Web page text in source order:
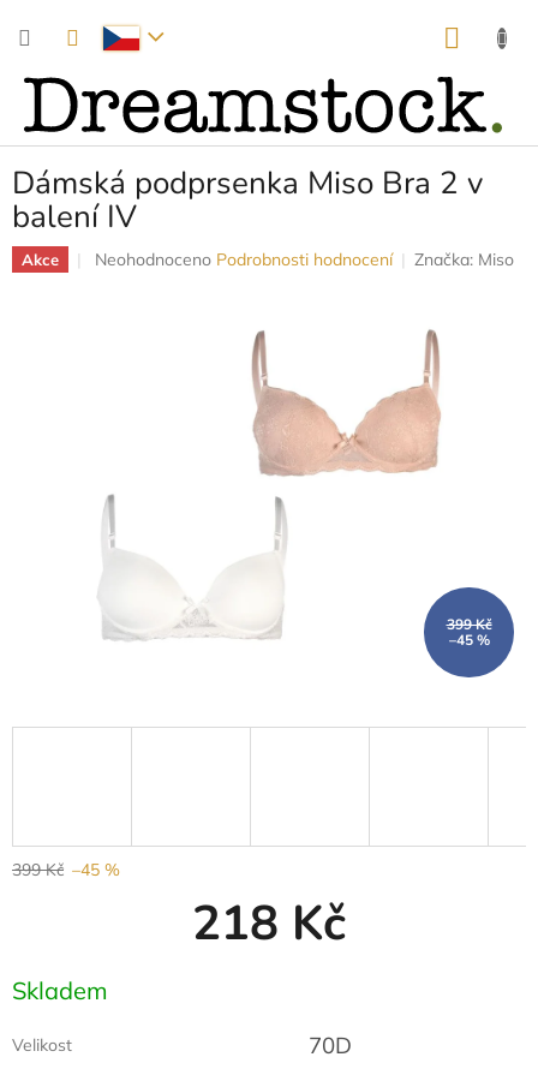
Dámská podprsenka Miso Bra 2 v
balení IV
Akce
Průměrné
Neohodnoceno Podrobnosti hodnocení Značka: Miso
399 Kč
–45 %
399 Kč –45 %
218 Kč
Měrná
cena:
Skladem
Velikost 70D